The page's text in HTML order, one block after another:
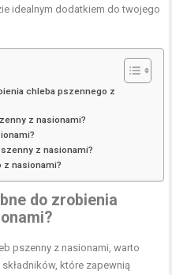
idealnym dodatkiem do twojego
chleba pszennego z
z nasionami?
z nasionami?
z nasionami?
do zrobienia
pszenny z nasionami, warto
które zapewnią